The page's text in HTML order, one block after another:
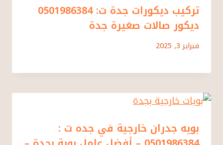
تركيب ديكورات جدة ت: 0501986384
ديكور صالات صغيرة جدة
فبراير 3, 2025
بويه جدران خارجية في جده ت :